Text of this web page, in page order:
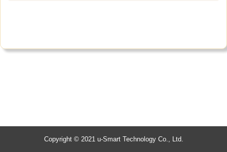
Copyright © 2021 u-Smart Technology Co., Ltd.